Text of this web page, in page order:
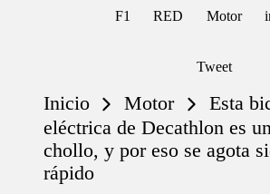
F1 RED Motor
Tweet
Inicio Motor
Esta
eléctrica de Decathlon es
chollo, y por eso se agota
rápido